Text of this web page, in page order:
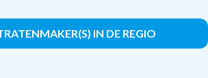
IN DE REGIO